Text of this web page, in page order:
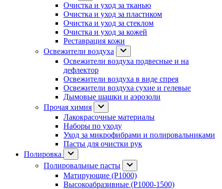
Очистка и уход за тканью
Очистка и уход за пластиком
Очистка и уход за стеклом
Очистка и уход за кожей
Реставрация кожи
Освежители воздуха
Освежители воздуха подвесные и на
дефлектор
Освежители воздуха в виде спрея
Освежители воздуха сухие и гелевые
Дымовые шашки и аэрозоли
Прочая химия
Лакокрасочные материалы
Наборы по уходу
Уход за микрофибрами и полировальниками
Пасты для очистки рук
Полировка
Полировальные пасты
Матирующие (P1000)
Высокоабразивные (P1000-1500)